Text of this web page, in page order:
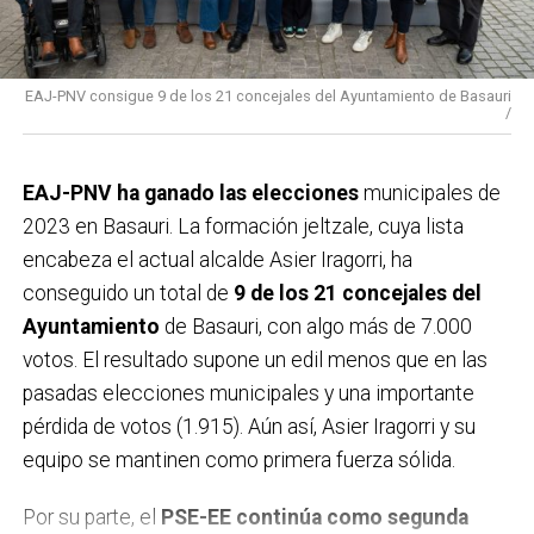
EAJ-PNV consigue 9 de los 21 concejales del Ayuntamiento de Basauri
/
EAJ-PNV ha ganado las eleccionesmunicipales de
2023 en Basauri. La formación jeltzale, cuya lista
encabeza el actual alcalde Asier Iragorri, ha
conseguido un total de 9 de los 21 concejales del
Ayuntamiento de Basauri, con algo más de 7.000
votos. El resultado supone un edil menos que en las
pasadas elecciones municipales y una importante
pérdida de votos (1.915). Aún así, Asier Iragorri y su
equipo se mantinen como primera fuerza sólida.
Por su parte, el PSE-EE continúa como segunda